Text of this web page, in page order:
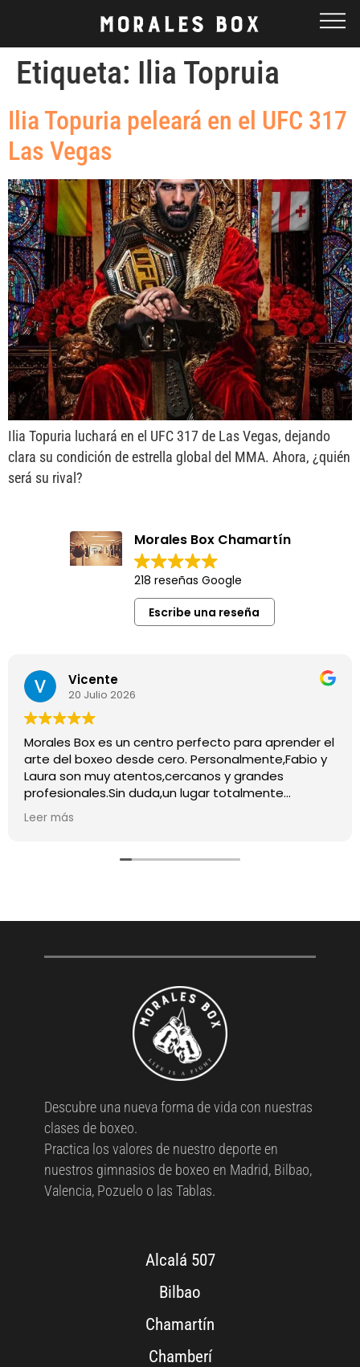
Etiqueta: Ilia Topruia
Ilia Topuria peleará en el UFC 317
Las Vegas
Ilia Topuria luchará en el UFC 317 de Las Vegas, dejando
clara su condición de estrella global del MMA. Ahora, ¿quién
será su rival?
Morales Box Chamartín
218 reseñas Google
Escribe una reseña
Vicente
20 Julio 2026
Morales Box es un centro perfecto para aprender el
arte del boxeo desde cero. Personalmente,Fabio y
Laura son muy atentos,cercanos y grandes
profesionales.Sin duda,un lugar totalmente
recomendable para quienes quieran iniciarse o
mejorar en este deporte
Leer más
Descubre una nueva forma de vida con nuestras
clases de boxeo.
Practica los valores de nuestro deporte en
nuestros gimnasios de boxeo en Madrid, Bilbao,
Valencia, Pozuelo o las Tablas.
Alcalá 507
Bilbao
Chamartín
Chamberí